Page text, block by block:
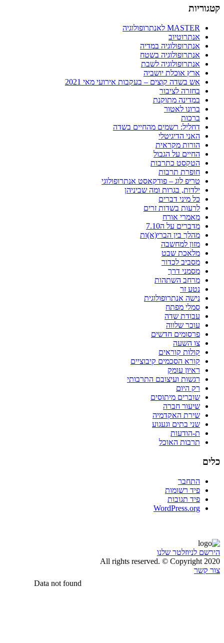
קטגוריות
MASTER לאנתרופולוגיה
אנתרוטיוב
אנתרופולוגיה במדיה
אנתרופולוגיה בשטח
אנתרופולוגיה לשבת
ארץ אוכלת יושביה
אש בשדה קוצים – בעקבות אירועי מאי 2021
בחזרה לציבור
במדינה מתוקנת
ברונו לאטור
ברכות
דחליל: רשמים מהחיים בשדה
האני הדיגיטלי
הורות מקראית
החיים על הגבול
הטקסט כתרבות
חופרת תרבות
טריפ לוג – פודקאסט אנתרופולוגי
ילדות, בגרות ומה שביניהן
כל מיני דברים
לרעות בשדות זרים
מאמרי אורח
מדברים על ה7.10
מהלך בין הברי(א)ות
מזון למחשבה
מלאכת שבט
מסביב לכדור
מסמני דרך
מרחב השתהות
נטע זר
נישה אנתרופולוגית
סמלי מפתח
עבודת שדה
עוכר שלווה
פרסומים חדשים
צו השעה
קולות קוראים
קורא הסכמים קיבוציים
ראיון עומק
רגשות ועיצובם התרבותי
רק היום
שוברים מיתוסים
שיעור חברה
שירת האקדמיה
שני בתים וגעגוע
ת-הודעות
תרבות האוכל
כלים
התחבר
פיד רשומות
פיד תגובות
WordPress.org
הירשם לניוזלטר שלנו
All rights reserved. © Copyright 2020
צור קשר